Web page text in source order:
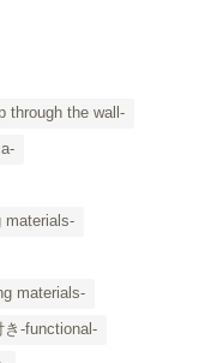
through the wall-
materials-
materials-
き-functional-
List-